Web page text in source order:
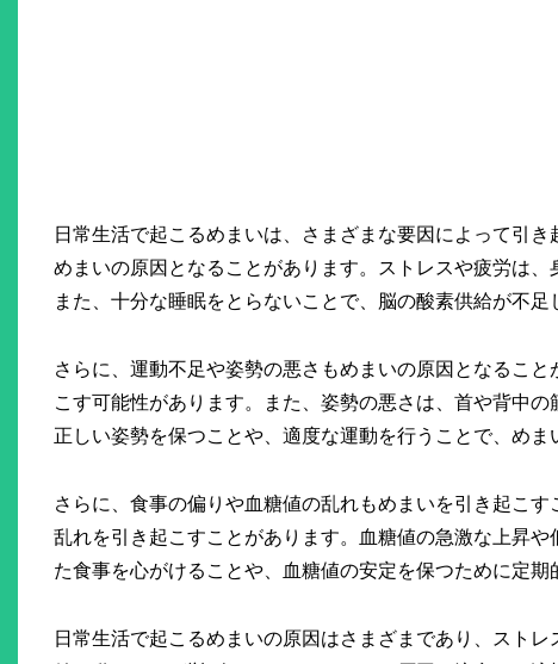
日常生活で起こるめまいは、さまざまな要因によって引
めまいの原因となることがあります。ストレスや疲労は
また、十分な睡眠をとらないことで、脳の酸素供給が不足
さらに、運動不足や姿勢の悪さもめまいの原因となるこ
こす可能性があります。また、姿勢の悪さは、首や背中
正しい姿勢を保つことや、適度な運動を行うことで、めま
さらに、食事の偏りや血糖値の乱れもめまいを引き起こ
乱れを引き起こすことがあります。血糖値の急激な上昇
た食事を心がけることや、血糖値の安定を保つために定期
日常生活で起こるめまいの原因はさまざまであり、スト